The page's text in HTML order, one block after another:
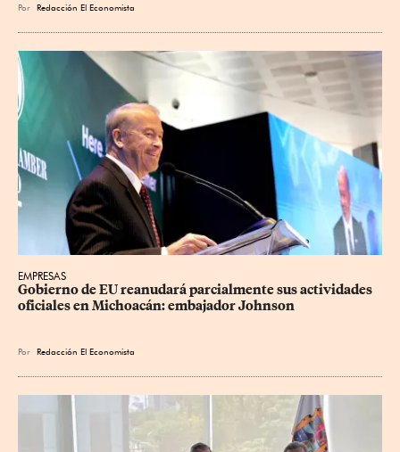
Por Redacción El Economista
EMPRESAS
Gobierno de EU reanudará parcialmente sus actividades
oficiales en Michoacán: embajador Johnson
Por Redacción El Economista